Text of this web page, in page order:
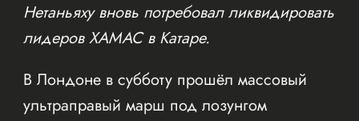
Нетаньяху вновь потребовал ликвидировать
лидеров ХАМАС в Катаре.
В Лондоне в субботу прошёл массовый
ультраправый марш под лозунгом